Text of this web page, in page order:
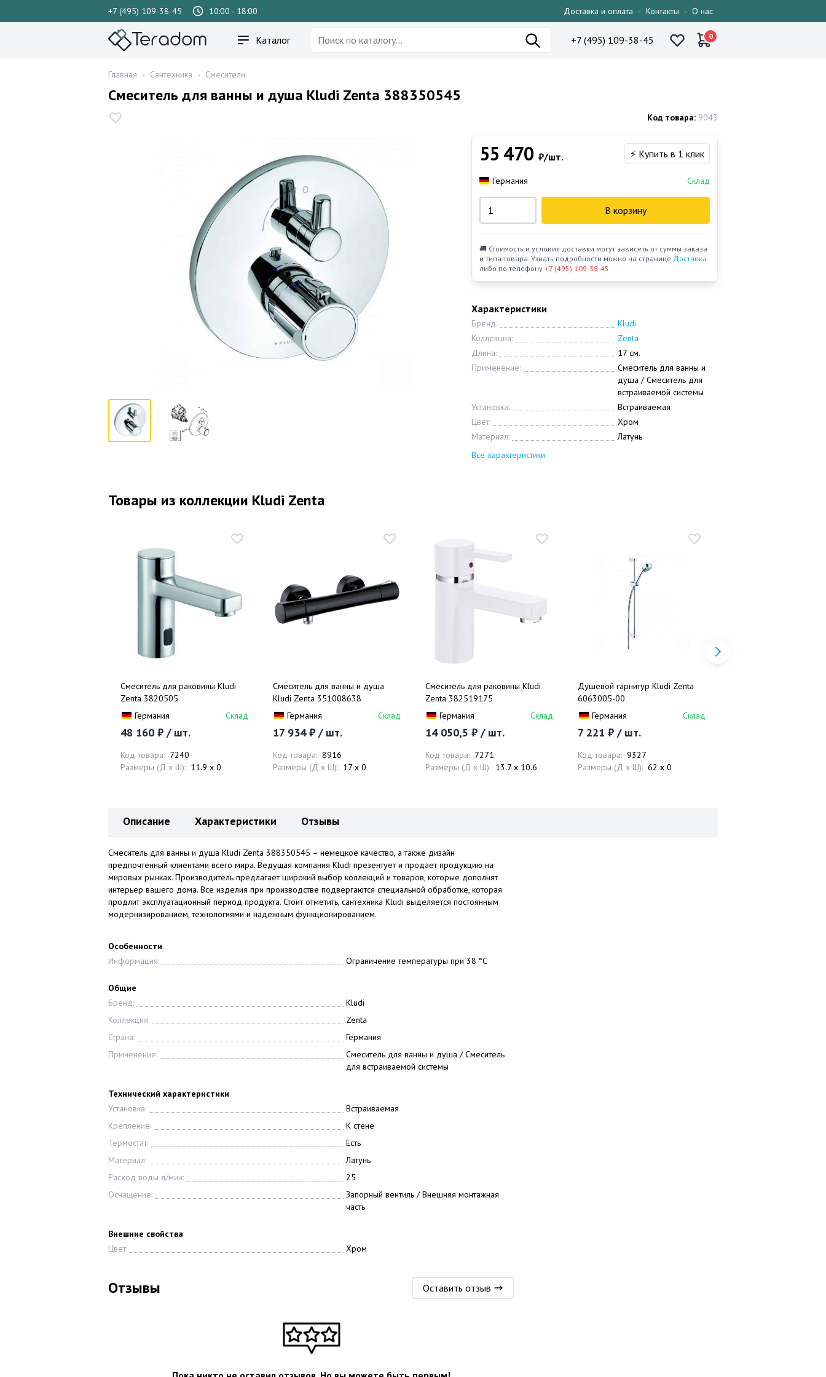
+7 (495) 109-38-45 10:00 - 18:00 Доставка и оплата - Контакты - О нас
Каталог +7 (495) 109-38-45 0
Главная - Сантехника - Смесители
Смеситель для ванны и душа Kludi Zenta 388350545
Код товара: 9043
Характеристики
Бренд:
Kludi
Коллекция:
Zenta
Длина:
17 см.
Применение:
Смеситель для ванны и
душа / Смеситель для
встраиваемой системы
Установка:
Встраиваемая
Цвет:
Хром
Материал:
Латунь
Все характеристики
55 470 ₽/шт. ⚡ Купить в 1 клик
Германия Склад
В корзину
🚚 Стоимость и условия доставки могут зависеть от суммы заказа
и типа товара. Узнать подробности можно на странице Доставка
либо по телефону +7 (495) 109-38-45
Товары из коллекции Kludi Zenta
Смеситель для раковины Kludi
Zenta 3820505
Германия
Склад
48 160 ₽ / шт.
Код товара: 7240
Размеры (Д x Ш): 11.9 x 0
Смеситель для ванны и душа
Kludi Zenta 351008638
Германия
Склад
17 934 ₽ / шт.
Код товара: 8916
Размеры (Д x Ш): 17 x 0
Смеситель для раковины Kludi
Zenta 382519175
Германия
Склад
14 050,5 ₽ / шт.
Код товара: 7271
Размеры (Д x Ш): 13.7 x 10.6
Душевой гарнитур Kludi Zenta
6063005-00
Германия
Склад
7 221 ₽ / шт.
Код товара: 9327
Размеры (Д x Ш): 62 x 0
Описание Характеристики Отзывы
Смеситель для ванны и душа Kludi Zenta 388350545 – немецкое качество, а также дизайн
предпочтенный клиентами всего мира. Ведущая компания Kludi презентует и продает продукцию на
мировых рынках. Производитель предлагает широкий выбор коллекций и товаров, которые дополнят
интерьер вашего дома. Все изделия при производстве подвергаются специальной обработке, которая
продлит эксплуатационный период продукта. Стоит отметить, сантехника Kludi выделяется постоянным
модернизированием, технологиями и надежным функционированием.
Особенности
Информация:
Ограничение температуры при 38 °C
Общие
Бренд:
Kludi
Коллекция:
Zenta
Страна:
Германия
Применение:
Смеситель для ванны и душа / Смеситель
для встраиваемой системы
Технический характеристики
Установка:
Встраиваемая
Крепление:
К стене
Термостат:
Есть
Материал:
Латунь
Расход воды л/мин:
25
Оснащение:
Запорный вентиль / Внешняя монтажная
часть
Внешние свойства
Цвет:
Хром
Отзывы Оставить отзыв